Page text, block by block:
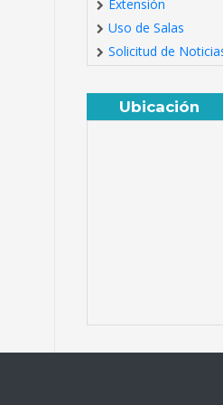
Extensión
Uso de Salas
Solicitud de
Ubicación